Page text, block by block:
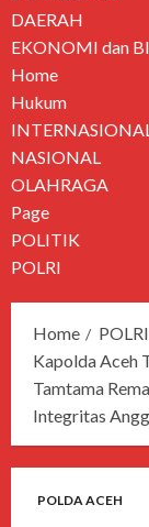
DAERAH
EKONOMI dan
Home
Hukum
NASIONAL
OLAHRAGA
Page
POLITIK
POLRI
Home POLRI
Kapolda Aceh
Tamtama
Integritas
POLDA ACEH